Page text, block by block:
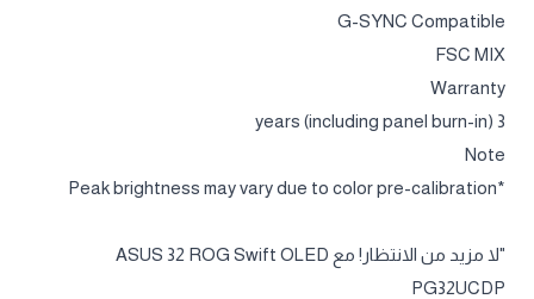
G-SYNC Compatible
FSC MIX
Warranty
3 years (including panel burn-in)
Note
*Peak brightness may vary due to color pre-calibration
"لا مزيد من الانتظار! مع ASUS 32 ROG Swift OLED
PG32UCDP